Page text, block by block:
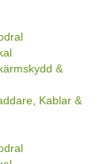
&
Kablar &